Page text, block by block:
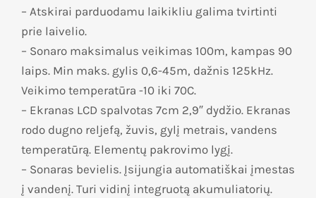
– Atskirai parduodamu laikikliu galima tvirtinti
prie laivelio.
– Sonaro maksimalus veikimas 100m, kampas 90
laips. Min maks. gylis 0,6-45m, dažnis 125kHz.
Veikimo temperatūra -10 iki 70C.
– Ekranas LCD spalvotas 7cm 2,9″ dydžio. Ekranas
rodo dugno reljefą, žuvis, gylį metrais, vandens
temperatūrą. Elementų pakrovimo lygį.
– Sonaras bevielis. Įsijungia automatiškai įmestas
į vandenį. Turi vidinį integruotą akumuliatorių.